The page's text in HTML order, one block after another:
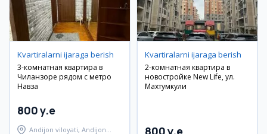
Kvartiralarni ijaraga berish
3-комнатная квартира в
Чиланзоре рядом с метро
Навза
800 y.e
Andijon viloyati, Andijon
Kvartiralarni ijaraga berish
2-комнатная квартира в
новостройке New Life, ул.
Махтумкули
800 y.e